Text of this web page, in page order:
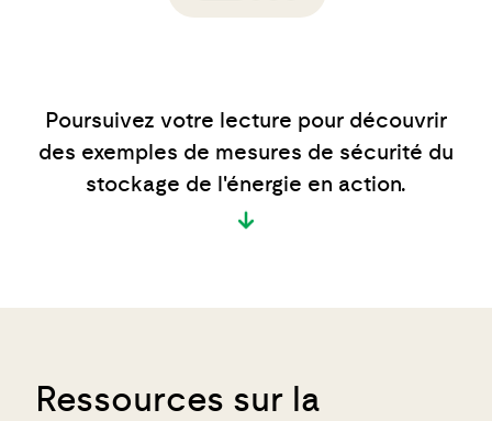
Poursuivez votre lecture pour découvrir
des exemples de mesures de sécurité du
stockage de l'énergie en action.
Ressources sur la